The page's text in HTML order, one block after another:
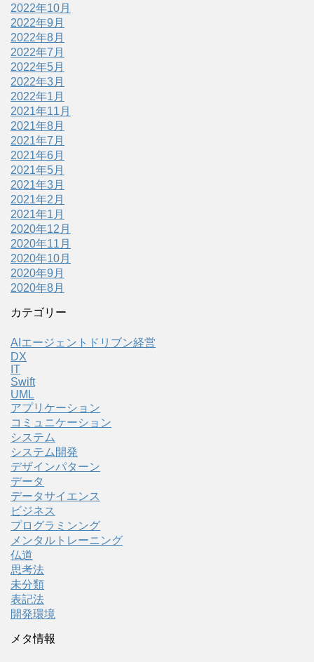
2022年10月
2022年9月
2022年8月
2022年7月
2022年5月
2022年3月
2022年1月
2021年11月
2021年8月
2021年7月
2021年6月
2021年5月
2021年3月
2021年2月
2021年1月
2020年12月
2020年11月
2020年10月
2020年9月
2020年8月
カテゴリー
AIエージェントドリブン経営
DX
IT
Swift
UML
アプリケーション
コミュニケーション
システム
システム開発
デザインパターン
データ
データサイエンス
ビジネス
プログラミンング
メンタルトレーニング
仏道
思考法
未分類
表記法
開発環境
メタ情報